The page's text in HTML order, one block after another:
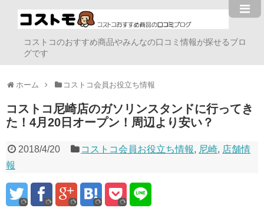
コストコのおすすめ商品やみんなの口コミ情報が探せるブロ
グです
ホーム コストコ会員お役立ち情報
コストコ尼崎店のガソリンスタンドに行ってき
た！4月20日オープン！周辺より安い？
2018/4/20 コストコ会員お役立ち情報, 尼崎, 店舗情
報